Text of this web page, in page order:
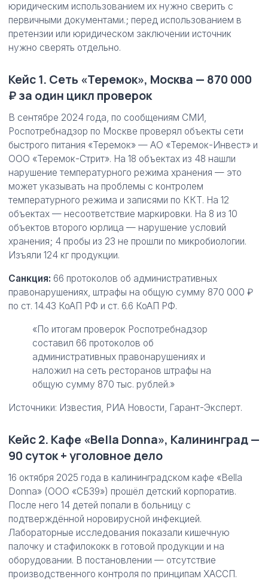
юридическим использованием их нужно сверить с
первичными документами.; перед использованием в
претензии или юридическом заключении источник
нужно сверять отдельно.
Кейс 1. Сеть «Теремок», Москва — 870 000
₽ за один цикл проверок
В сентябре 2024 года, по сообщениям СМИ,
Роспотребнадзор по Москве проверял объекты сети
быстрого питания «Теремок» — АО «Теремок-Инвест» и
ООО «Теремок-Стрит». На 18 объектах из 48 нашли
нарушение температурного режима хранения — это
может указывать на проблемы с контролем
температурного режима и записями по ККТ. На 12
объектах — несоответствие маркировки. На 8 из 10
объектов второго юрлица — нарушение условий
хранения; 4 пробы из 23 не прошли по микробиологии.
Изъяли 124 кг продукции.
Санкция: 66 протоколов об административных
правонарушениях, штрафы на общую сумму 870 000 ₽
по ст. 14.43 КоАП РФ и ст. 6.6 КоАП РФ.
«По итогам проверок Роспотребнадзор
составил 66 протоколов об
административных правонарушениях и
наложил на сеть ресторанов штрафы на
общую сумму 870 тыс. рублей.»
Источники: Известия, РИА Новости, Гарант-Эксперт.
Кейс 2. Кафе «Bella Donna», Калининград —
90 суток + уголовное дело
16 октября 2025 года в калининградском кафе «Bella
Donna» (ООО «СБ39») прошёл детский корпоратив.
После него 14 детей попали в больницу с
подтверждённой норовирусной инфекцией.
Лабораторные исследования показали кишечную
палочку и стафилококк в готовой продукции и на
оборудовании. В постановлении — отсутствие
производственного контроля по принципам ХАССП.